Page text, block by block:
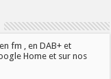
fm , en DAB+ et
Home et sur nos